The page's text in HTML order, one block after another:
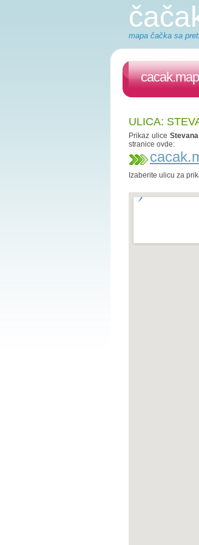
mapa čačka sa
ULICA:
Prikaz ulice
stranice ovde:
Izaberite ulicu za